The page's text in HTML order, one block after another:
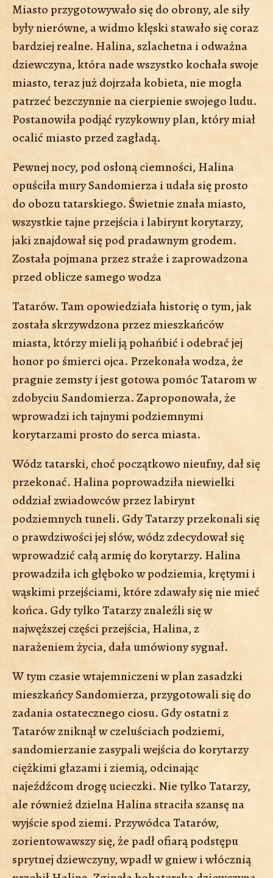
Miasto przygotowywało się do obrony, ale siły
były nierówne, a widmo klęski stawało się coraz
bardziej realne. Halina, szlachetna i odważna
dziewczyna, która nade wszystko kochała swoje
miasto, teraz już dojrzała kobieta, nie mogła
patrzeć bezczynnie na cierpienie swojego ludu.
Postanowiła podjąć ryzykowny plan, który miał
ocalić miasto przed zagładą.
Pewnej nocy, pod osłoną ciemności, Halina
opuściła mury Sandomierza i udała się prosto
do obozu tatarskiego. Świetnie znała miasto,
wszystkie tajne przejścia i labirynt korytarzy,
jaki znajdował się pod pradawnym grodem.
Została pojmana przez straże i zaprowadzona
przed oblicze samego wodza
Tatarów. Tam opowiedziała historię o tym, jak
została skrzywdzona przez mieszkańców
miasta, którzy mieli ją pohańbić i odebrać jej
honor po śmierci ojca. Przekonała wodza, że
pragnie zemsty i jest gotowa pomóc Tatarom w
zdobyciu Sandomierza. Zaproponowała, że
wprowadzi ich tajnymi podziemnymi
korytarzami prosto do serca miasta.
Wódz tatarski, choć początkowo nieufny, dał się
przekonać. Halina poprowadziła niewielki
oddział zwiadowców przez labirynt
podziemnych tuneli. Gdy Tatarzy przekonali się
o prawdziwości jej słów, wódz zdecydował się
wprowadzić całą armię do korytarzy. Halina
prowadziła ich głęboko w podziemia, krętymi i
wąskimi przejściami, które zdawały się nie mieć
końca. Gdy tylko Tatarzy znaleźli się w
najwęższej części przejścia, Halina, z
narażeniem życia, dała umówiony sygnał.
W tym czasie wtajemniczeni w plan zasadzki
mieszkańcy Sandomierza, przygotowali się do
zadania ostatecznego ciosu. Gdy ostatni z
Tatarów zniknął w czeluściach podziemi,
sandomierzanie zasypali wejścia do korytarzy
ciężkimi głazami i ziemią, odcinając
najeźdźcom drogę ucieczki. Nie tylko Tatarzy,
ale również dzielna Halina straciła szansę na
wyjście spod ziemi. Przywódca Tatarów,
zorientowawszy się, że padł ofiarą podstępu
sprytnej dziewczyny, wpadł w gniew i włócznią